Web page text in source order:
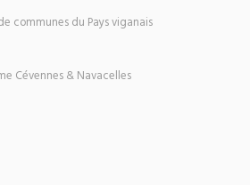
communes du Pays viganais
Cévennes & Navacelles